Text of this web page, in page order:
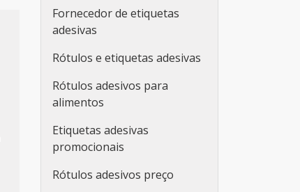
Fornecedor de etiquetas
adesivas
Rótulos e etiquetas adesivas
Rótulos adesivos para
alimentos
Etiquetas adesivas
promocionais
Rótulos adesivos preço